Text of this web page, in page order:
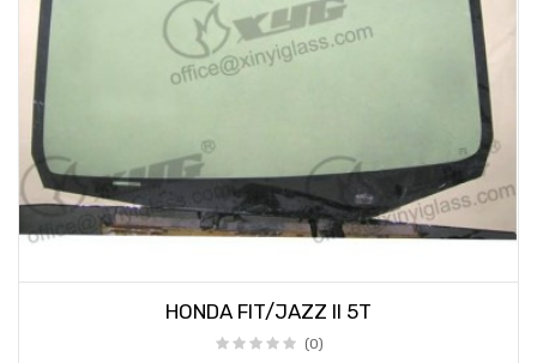
HONDA FIT/JAZZ II 5T
(0)